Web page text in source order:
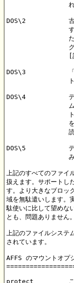
れ
DOS\2		古い "国際化" されたファイルシステムです。国際化の意味
す
た
グ
[
DOS\3		「国際化された」Fast File System です。読み書きサポー
ト
DOS\4		ディレクトリキャッシュを持つオリジナルのファイルシステ
ム
DOS\5		ディレクトリキャッシュを持つ Fast File System です。読
み
上記のすべてのファ
扱えます。サポート
す。より大きなブロッ
域を無駄遣いします。
駄使いに比して望めな
とも、問題ありません。
上記のファイルシ
されています。
AFFS のマウントオプ
protect		このオプションをセットすると、protection ビットは変更